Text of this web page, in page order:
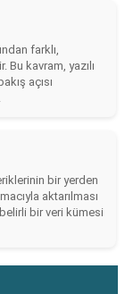
farklı,
Bu kavram, yazılı
açısı
bir yerden
aktarılması
bir veri kümesi